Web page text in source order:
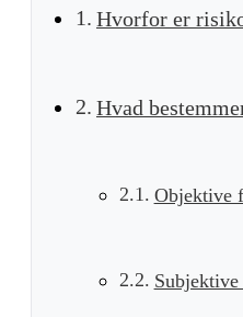
Hvorfor er
Hvad
Objektive